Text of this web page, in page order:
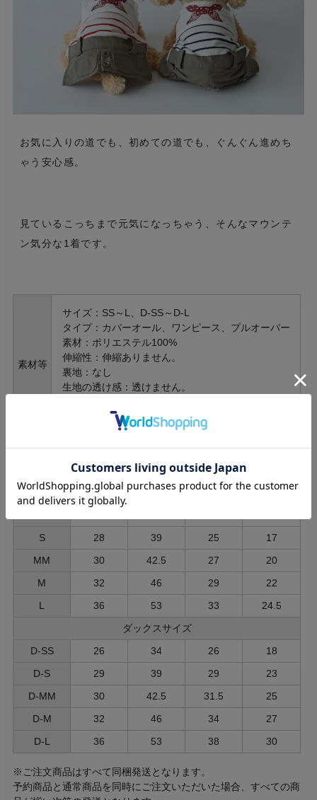
お気に入りの道でも、初めての道でも、ぐんぐん進めち
ゃう安心感。
見ているこっちまで元気になっちゃう、そんなマウンテ
ン気分な1着です。
素材等
サイズ：SS～L、D-SS～D-L
タイプ：カバーオール、ワンピース、プルオーバー
素材：ポリエステル100%
伸縮性：伸縮ありません。
裏地：なし
生地の透け感：透けません。
原産国：日本製
首周り 胴周り 後着丈
XS
XSサイズはありません
S
28 39 25
17
MM
30 42.5 27
20
M
32 46 29
22
L
36 53 33
24.5
ダックスサイズ
D-SS
26 34 26
18
D-S
29 39 29
23
D-MM
30 42.5 31.5
25
D-M
32 46 34
27
D-L
36 53 38 30
※ご注文商品はすべて同梱発送となります。
予約商品と通常商品を同時にご注文いただいた場合、すべての商